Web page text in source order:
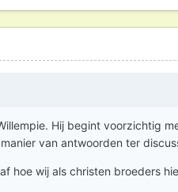
Hij begint voorzichtig
van antwoorden ter
hoe wij als christen broeders